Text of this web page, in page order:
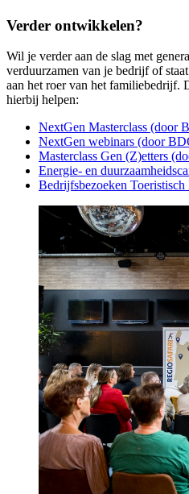
Verder ontwikkelen?
Wil je verder aan de slag met
verduurzamen van je bedrijf of
aan het roer van het familiebedrijf.
hierbij helpen:
NextGen Masterclass (door
NextGen webinars (door
Masterclass Gen (Z)etters
Energie- en
Bedrijfsbezoeken